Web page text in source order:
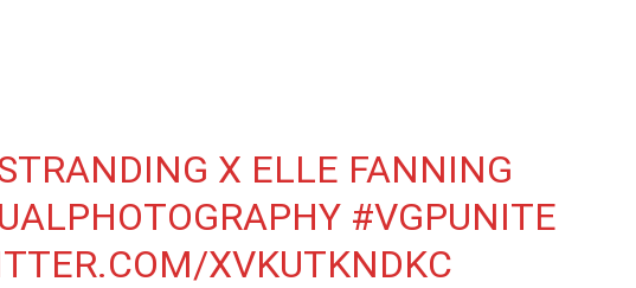
X ELLE FANNING
#VGPUNITE
XVKUTKNDKC